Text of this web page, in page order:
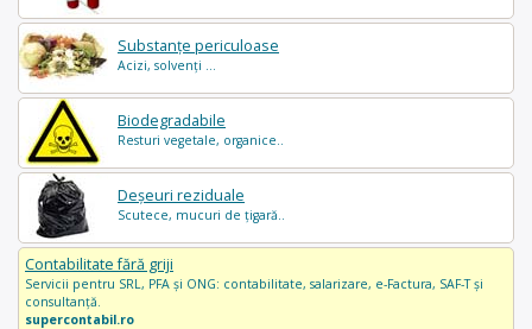
Substanțe periculoase
Acizi, solvenți ...
Biodegradabile
Resturi vegetale, organice..
Deșeuri reziduale
Scutece, mucuri de țigară..
Contabilitate fără griji
Servicii pentru SRL, PFA și ONG: contabilitate, salarizare, e-Factura, SAF-T și
consultanță.
supercontabil.ro